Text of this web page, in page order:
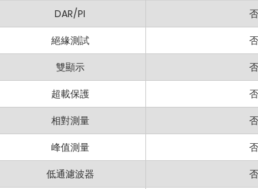
為什麼選擇 MASTECH MS8269？
MASTECH MS8269 以其先進功能、實用設計和可靠性能而
安全工作的所需工具。MASTECH 在品質和創新上的承諾，
DAR/PI
否
絕緣測試
否
雙顯示
否
超載保護
否
相對測量
否
峰值測量
否
低通濾波器
否